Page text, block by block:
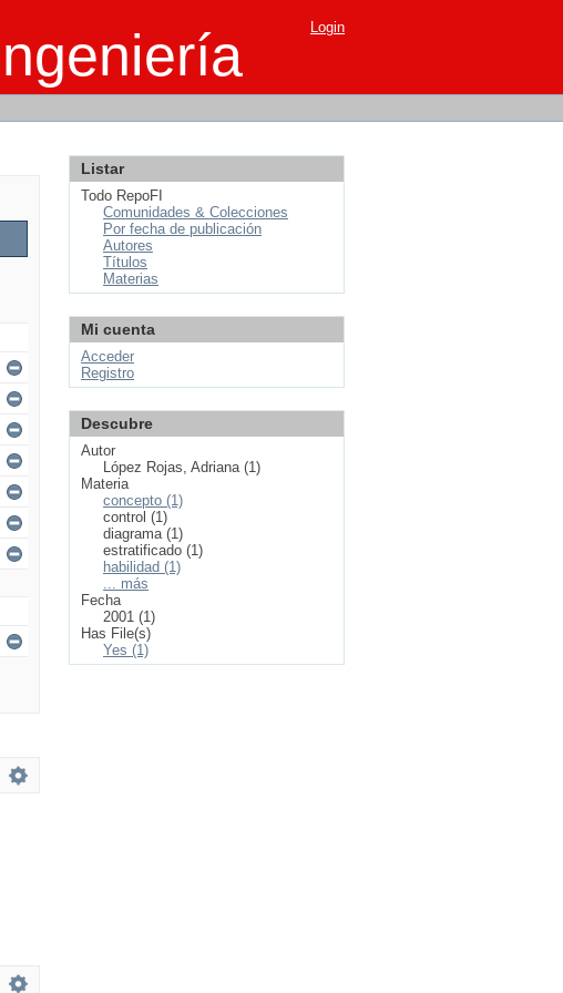
Login
Listar
Todo RepoFI
Comunidades & Colecciones
Por fecha de publicación
Autores
Títulos
Materias
Mi cuenta
Acceder
Registro
Descubre
Autor
López Rojas, Adriana (1)
Materia
concepto (1)
control (1)
diagrama (1)
estratificado (1)
habilidad (1)
... más
Fecha
2001 (1)
Has File(s)
Yes (1)